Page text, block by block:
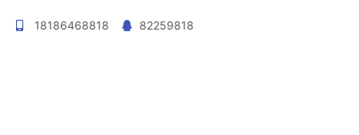
18186468818 82259818